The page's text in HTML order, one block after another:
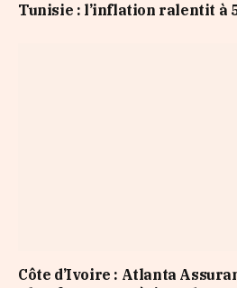
Tunisie : l’inflation ralentit à
Côte d’Ivoire : Atlanta